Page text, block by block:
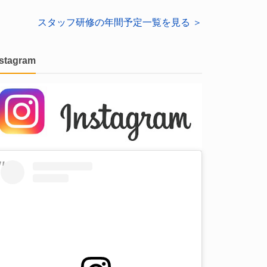
スタッフ研修の年間予定一覧を見る ＞